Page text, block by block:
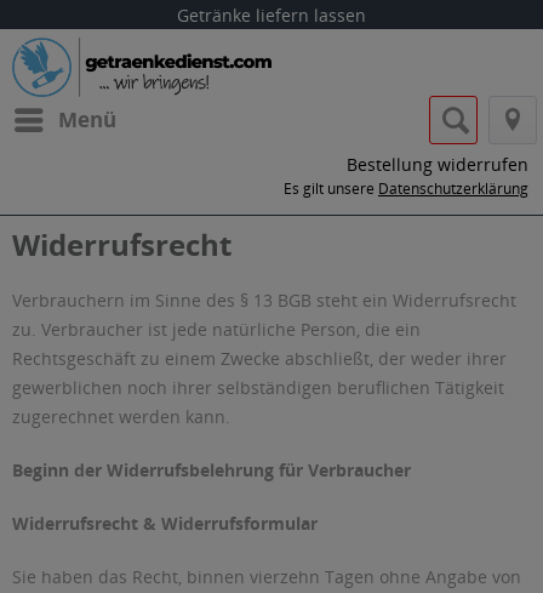
Getränke liefern lassen
Menü
Bestellung widerrufen
Es gilt unsere Datenschutzerklärung
Widerrufsrecht
Verbrauchern im Sinne des § 13 BGB steht ein Widerrufsrecht
zu. Verbraucher ist jede natürliche Person, die ein
Rechtsgeschäft zu einem Zwecke abschließt, der weder ihrer
gewerblichen noch ihrer selbständigen beruflichen Tätigkeit
zugerechnet werden kann.
Beginn der Widerrufsbelehrung für Verbraucher
Widerrufsrecht & Widerrufsformular
Sie haben das Recht, binnen vierzehn Tagen ohne Angabe von